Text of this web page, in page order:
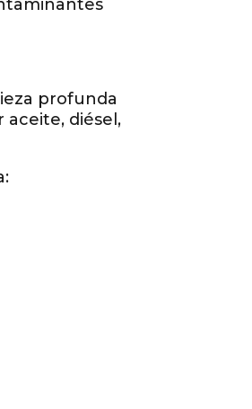
profunda
diésel,